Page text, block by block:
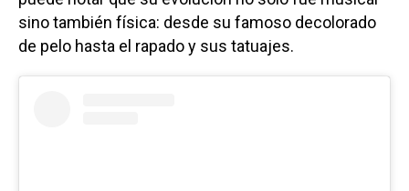
sino también física: desde su famoso decolorado
de pelo hasta el rapado y sus tatuajes.